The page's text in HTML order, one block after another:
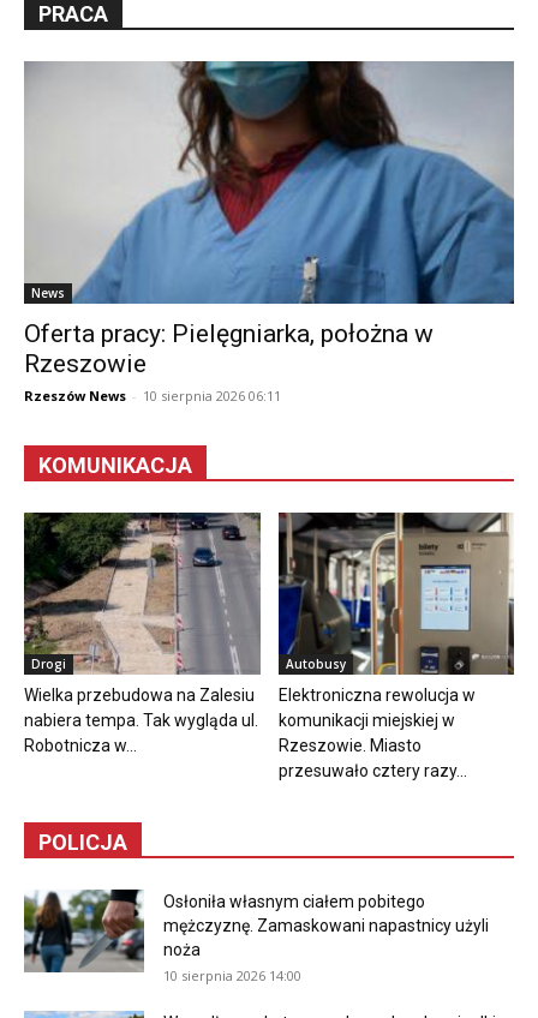
PRACA
News
Oferta pracy: Pielęgniarka, położna w
Rzeszowie
Rzeszów News - 10 sierpnia 2026 06:11
KOMUNIKACJA
Drogi
Wielka przebudowa na Zalesiu
nabiera tempa. Tak wygląda ul.
Robotnicza w...
Autobusy
Elektroniczna rewolucja w
komunikacji miejskiej w
Rzeszowie. Miasto
przesuwało cztery razy...
POLICJA
Osłoniła własnym ciałem pobitego
mężczyznę. Zamaskowani napastnicy użyli
noża
10 sierpnia 2026 14:00